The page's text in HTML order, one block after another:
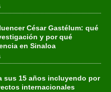
César Gastélum: qué
y por qué
en Sinaloa
sus 15 años incluyendo por
internacionales